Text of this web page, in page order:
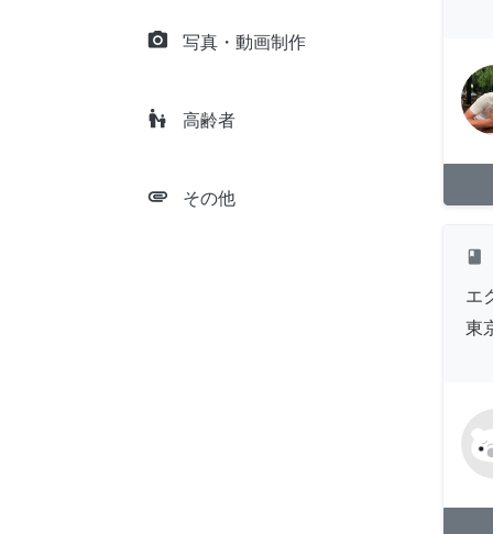
camera_alt 写真・動画制作
escalator_warning 高齢者
attachment その他
class
エ
東